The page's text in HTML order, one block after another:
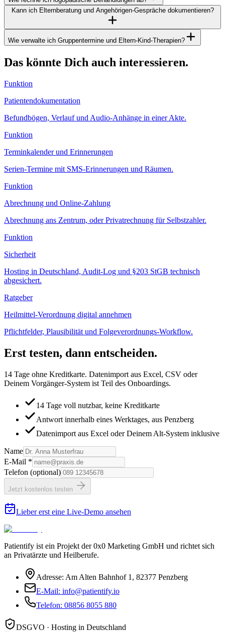
Kann ich Elternberatung und Angehörigen-Gespräche dokumentieren?
Wie verwalte ich Gruppentermine und Eltern-Kind-Therapien?
Das könnte Dich auch interessieren.
Funktion
Patientendokumentation
Befundbögen, Verlauf und Audio-Anhänge in einer Akte.
Funktion
Terminkalender und Erinnerungen
Serien-Termine mit SMS-Erinnerungen und Räumen.
Funktion
Abrechnung und Online-Zahlung
Abrechnung ans Zentrum, oder Privatrechnung für Selbstzahler.
Funktion
Sicherheit
Hosting in Deutschland, Audit-Log und §203 StGB technisch
abgesichert.
Ratgeber
Heilmittel-Verordnung digital annehmen
Pflichtfelder, Plausibilität und Folgeverordnungs-Workflow.
Erst testen, dann entscheiden.
14 Tage ohne Kreditkarte. Datenimport aus Excel, CSV oder
Deinem Vorgänger-System ist Teil des Onboardings.
14 Tage voll nutzbar, keine Kreditkarte
Antwort innerhalb eines Werktages, aus Penzberg
Datenimport aus Excel oder Deinem Alt-System inklusive
Name
E-Mail *
Telefon (optional)
Jetzt kostenlos testen
Lieber erst eine Live-Demo ansehen
Patientify ist ein Projekt der0x0 Marketing GmbH und richtet sich
an Privatärzte und Heilberufe.
Adresse: Am Alten Bahnhof 1 , 82377 Penzberg
E-Mail: info@patientify.io
Telefon: 08856 8055 880
DSGVO · Hosting in Deutschland